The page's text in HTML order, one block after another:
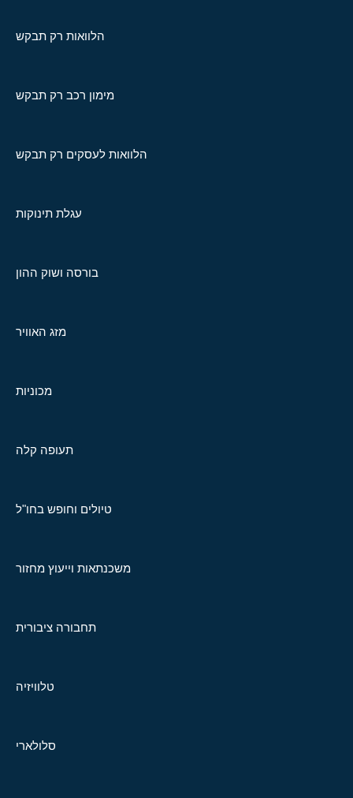
הלוואות רק תבקש
מימון רכב רק תבקש
הלוואות לעסקים רק תבקש
עגלת תינוקות
בורסה ושוק ההון
מזג האוויר
מכוניות
תעופה קלה
טיולים וחופש בחו"ל
משכנתאות וייעוץ מחזור
תחבורה ציבורית
טלוויזיה
סלולארי